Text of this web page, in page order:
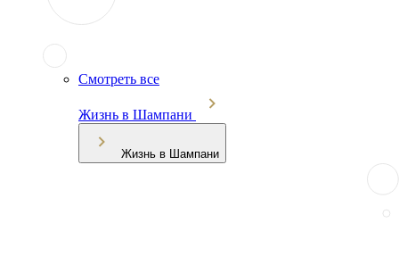
Смотреть все
Жизнь в Шампани
Жизнь в Шампани